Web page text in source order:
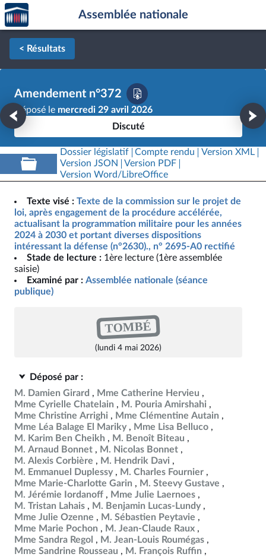
Aller au contenu
Aller en bas de la page
Accèder
à la
page
d'accueil
Assemblée nationale
< Résultats
Amendement n°372
Déposé le mercredi 29 avril 2026
Discuté
Dossier législatif Compte rendu
Version XML
Version JSON
Version PDF
Version Word/LibreOffice
Texte visé : Texte de la commission sur le projet de
loi, après engagement de la procédure accélérée,
actualisant la programmation militaire pour les années
2024 à 2030 et portant diverses dispositions
intéressant la défense (n°2630)., n° 2695-A0 rectifié
Stade de lecture : 1ère lecture (1ère assemblée
saisie)
Examiné par : Assemblée nationale (séance
publique)
TOMBÉ
(lundi 4 mai 2026)
Déposé par :
M. Damien Girard
Mme Catherine Hervieu
Mme Cyrielle Chatelain
M. Pouria Amirshahi
Mme Christine Arrighi
Mme Clémentine Autain
Mme Léa Balage El Mariky
Mme Lisa Belluco
M. Karim Ben Cheikh
M. Benoît Biteau
M. Arnaud Bonnet
M. Nicolas Bonnet
M. Alexis Corbière
M. Hendrik Davi
M. Emmanuel Duplessy
M. Charles Fournier
Mme Marie-Charlotte Garin
M. Steevy Gustave
M. Jérémie Iordanoff
Mme Julie Laernoes
M. Tristan Lahais
M. Benjamin Lucas-Lundy
Mme Julie Ozenne
M. Sébastien Peytavie
Mme Marie Pochon
M. Jean-Claude Raux
Mme Sandra Regol
M. Jean-Louis Roumégas
Mme Sandrine Rousseau
M. François Ruffin